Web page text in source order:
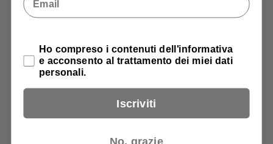
Privacy Policy
Ho compreso i contenuti dell'informativa
e acconsento al trattamento dei miei dati
personali.
Iscriviti
No, grazie